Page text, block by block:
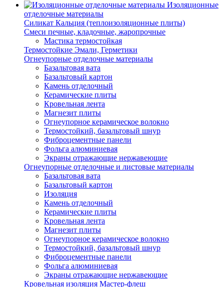
Изоляционные
отделочные материалы
Силикат Кальция (теплоизоляционные плиты)
Смеси печные, кладочные, жаропрочные
Мастика термостойкая
Термостойкие Эмали, Герметики
Огнеупорные отделочные материалы
Базальтовая вата
Базальтовый картон
Камень отделочный
Керамические плиты
Кровельная лента
Магнезит плиты
Огнеупорное керамическое волокно
Термостойкий, базальтовый шнур
Фиброцементные панели
Фольга алюминиевая
Экраны отражающие нержавеющие
Огнеупорные отделочные и листовые материалы
Базальтовая вата
Базальтовый картон
Изоляция
Камень отделочный
Керамические плиты
Кровельная лента
Магнезит плиты
Огнеупорное керамическое волокно
Термостойкий, базальтовый шнур
Фиброцементные панели
Фольга алюминиевая
Экраны отражающие нержавеющие
Кровельная изоляция Мастер-флеш